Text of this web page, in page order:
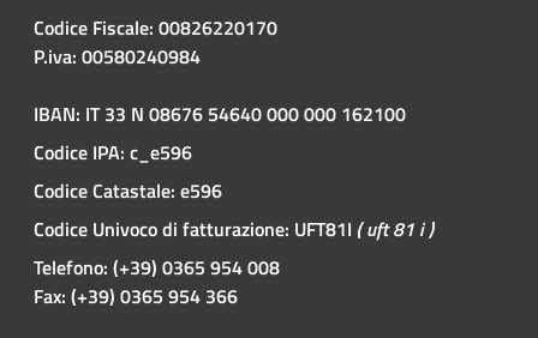
Codice Fiscale: 00826220170
P.iva: 00580240984
IBAN: IT 33 N 08676 54640 000 000 162100
Codice IPA: c_e596
Codice Catastale: e596
Codice Univoco di fatturazione: UFT81I ( uft 81 i )
Telefono: (+39) 0365 954 008
Fax: (+39) 0365 954 366